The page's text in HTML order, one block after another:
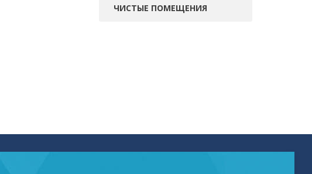
ЧИСТЫЕ ПОМЕЩЕНИЯ